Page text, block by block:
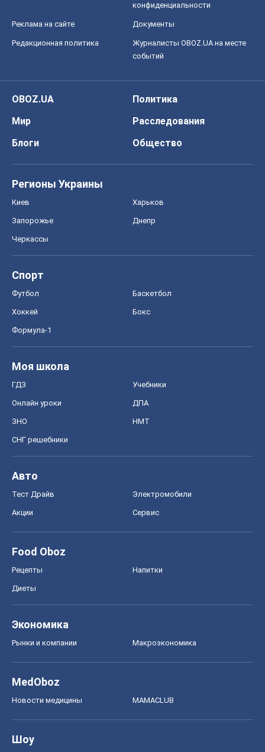
конфиденциальности
Реклама на сайте Документы
Редакционная политика
Журналисты OBOZ.UA на месте
событий
OBOZ.UA
Политика
Мир
Расследования
Блоги
Общество
Регионы Украины
Киев Харьков
Запорожье Днепр
Черкассы
Спорт
Футбол Баскетбол
Хоккей Бокс
Формула-1
Моя школа
ГДЗ Учебники
Онлайн уроки ДПА
ЗНО НМТ
СНГ решебники
Авто
Тест Драйв Электромобили
Акции Сервис
Food Oboz
Рецепты Напитки
Диеты
Экономика
Рынки и компании Mакроэкономика
MedOboz
Новости медицины MAMACLUB
Шоу